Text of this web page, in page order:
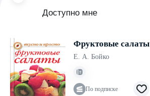
Доступно мне
Фруктовые салаты
Е. А. Бойко
По подписке